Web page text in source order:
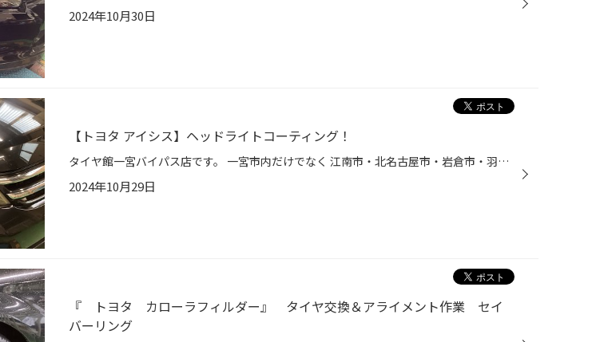
2024年10月30日
【トヨタ アイシス】ヘッドライトコーティング！
タイヤ館一宮バイパス店です。 一宮市内だけでなく 江南市・北名古屋市・岩倉市・羽島市などからもご来店頂きまして ありがとうございます！ 【タイヤ館一宮アクセスMAP】↓ 店舗情報 本日は、トヨタ アイシス(ZGM10W)のヘッドライトコーティング作業です＼(^^)／ それではまずは、作業前の状態。 コ...
2024年10月29日
『 トヨタ カローラフィルダー』 タイヤ交換＆アライメント作業 セイ
バーリング